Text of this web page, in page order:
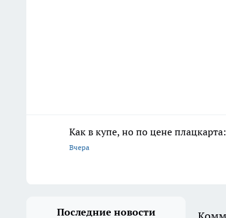
Как в купе, но по цене
Вчера
Последние новости